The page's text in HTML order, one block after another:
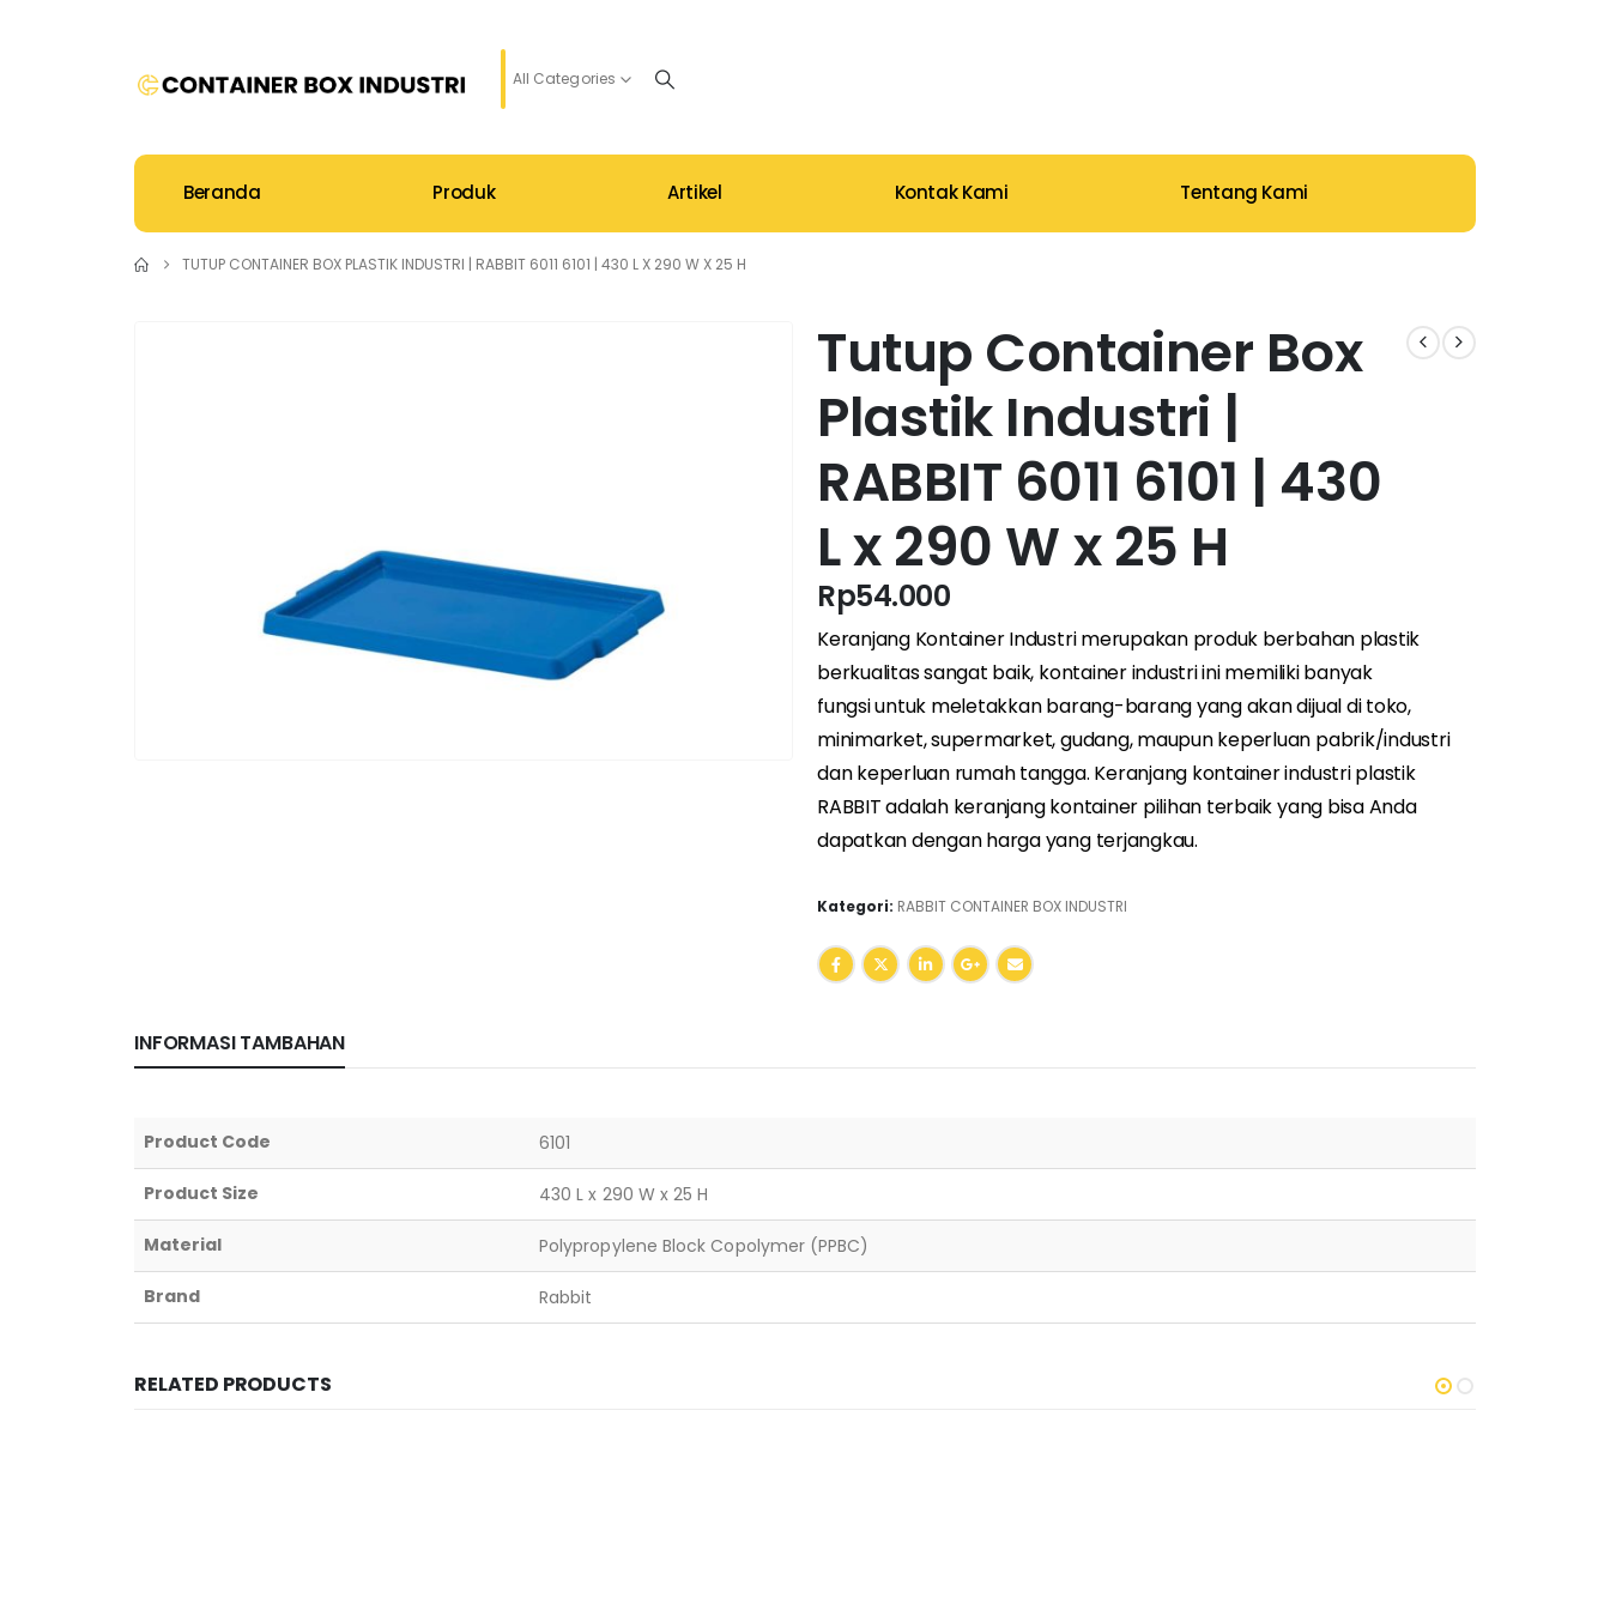
All Categories
Beranda Produk Artikel Kontak Kami Tentang Kami
TUTUP CONTAINER BOX PLASTIK INDUSTRI | RABBIT 6011 6101 | 430 L X 290 W X 25 H
Tutup Container Box
Plastik Industri |
RABBIT 6011 6101 | 430
L x 290 W x 25 H
Rp54.000
Keranjang Kontainer Industri merupakan produk berbahan plastik
berkualitas sangat baik, kontainer industri ini memiliki banyak
fungsi untuk meletakkan barang-barang yang akan dijual di toko,
minimarket, supermarket, gudang, maupun keperluan pabrik/industri
dan keperluan rumah tangga. Keranjang kontainer industri plastik
RABBIT adalah keranjang kontainer pilihan terbaik yang bisa Anda
dapatkan dengan harga yang terjangkau.
Kategori: RABBIT CONTAINER BOX INDUSTRI
INFORMASI TAMBAHAN
Product Code 6101
Product Size 430 L x 290 W x 25 H
Material Polypropylene Block Copolymer (PPBC)
Brand Rabbit
RELATED PRODUCTS